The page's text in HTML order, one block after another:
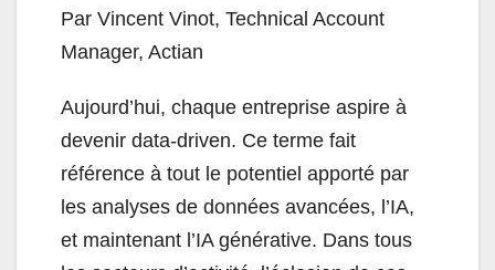
Par Vincent Vinot, Technical Account
Manager, Actian
Aujourd’hui, chaque entreprise aspire à
devenir data-driven. Ce terme fait
référence à tout le potentiel apporté par
les analyses de données avancées, l’IA,
et maintenant l’IA générative. Dans tous